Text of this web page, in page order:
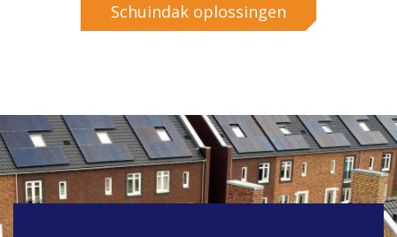
Schuindak oplossingen